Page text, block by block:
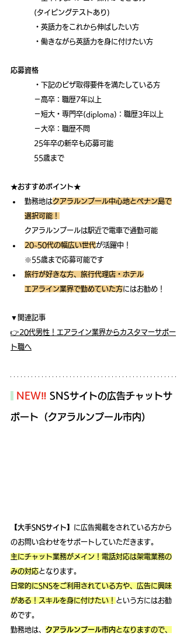
	(タイピングテストあり)
	・英語力をこれから伸ばしたい方
	・働きながら英語力を身に付けたい方
応募資格
	・下記のビザ取得要件を満たしている方
	－高卒：職歴7年以上
	－短大・専門卒(diploma)：職歴3年以上
	－大卒：職歴不問
	25年卒の新卒も応募可能
	55歳まで
★おすすめポイント★
勤務地はクアラルンプール中心地とペナン島で
選択可能！
クアラルンプールは駅近で電車で通勤可能
20~50代の幅広い世代が活躍中！
※55歳まで応募可能です
旅行が好きな方、旅行代理店・ホテル
エアライン業界で勤めていた方にはお勧め！
▼関連記事
👉20代男性！エアライン業界からカスタマーサポー
ト職へ
NEW‼ SNSサイトの広告チャットサ
ポート（クアラルンプール市内）
【大手SNSサイト】 に広告掲載をされている方から
のお問い合わせをサポートしていただきます。
主にチャット業務がメイン！電話対応は架電業務の
みの対応となります。
日常的にSNSをご利用されている方や、広告に興味
がある！スキルを身に付けたい！ という方にはお勧
めです。
勤務地は、 クアラルンプール市内 となりますので、